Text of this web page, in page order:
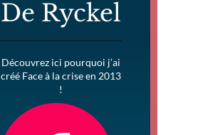
De Ryckel
Découvrez ici pourquoi j’ai
créé Face à la crise en 2013
!